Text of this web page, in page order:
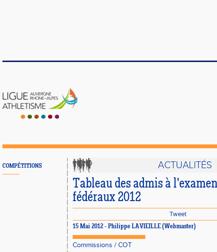
COMPÉTITIONS ACTUALITÉS
Tableau des admis à
fédéraux 2012
Tweet
15 Mai 2012 - Philippe LAVIEILLE (Webmaster)
Commissions / COT